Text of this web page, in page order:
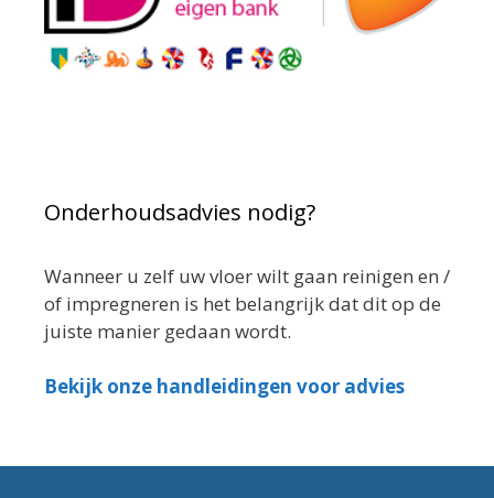
Onderhoudsadvies nodig?
Wanneer u zelf uw vloer wilt gaan reinigen en /
of impregneren is het belangrijk dat dit op de
juiste manier gedaan wordt.
Bekijk onze handleidingen voor advies